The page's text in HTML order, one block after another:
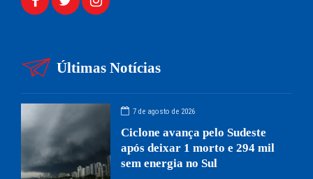
Últimas Notícias
7 de agosto de 2026
Ciclone avança pelo Sudeste
após deixar 1 morto e 294 mil
sem energia no Sul